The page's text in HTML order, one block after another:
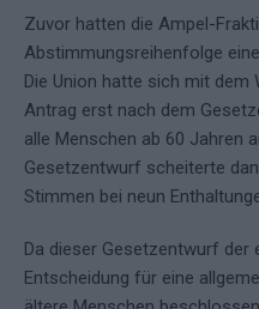
Zuvor hatten die Ampel-
Abstimmungsreihenfolge
Die Union hatte sich mit
Antrag erst nach dem
alle Menschen ab 60 Jahren
Gesetzentwurf scheiterte
Stimmen bei neun
Da dieser Gesetzentwurf
Entscheidung für eine